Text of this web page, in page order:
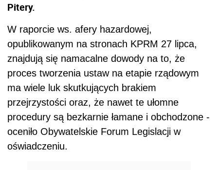
Pitery.
W raporcie ws. afery hazardowej,
opublikowanym na stronach KPRM 27 lipca,
znajdują się namacalne dowody na to, że
proces tworzenia ustaw na etapie rządowym
ma wiele luk skutkujących brakiem
przejrzystości oraz, że nawet te ułomne
procedury są bezkarnie łamane i obchodzone -
oceniło Obywatelskie Forum Legislacji w
oświadczeniu.